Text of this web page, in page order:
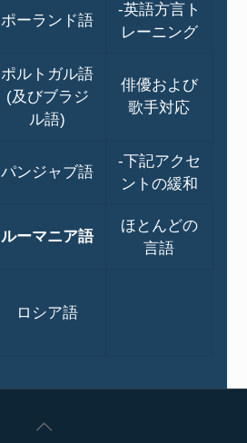
ポーランド語
-英語方言ト
レーニング
ポルトガル語
(及びブラジ
ル語)
俳優および
歌手対応
パンジャブ語
-下記アクセ
ントの緩和
ルーマニア語
ほとんどの
言語
ロシア語